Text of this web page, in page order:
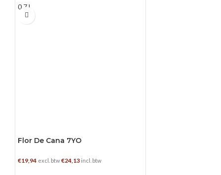
0.7 L
Flor De Cana 7YO
€19,94 excl. btw€24,13 incl. btw